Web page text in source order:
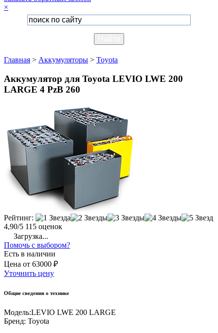
×
Главная > Аккумуляторы > Toyota
Аккумулятор для Toyota LEVIO LWE 200
LARGE 4 PzB 260
Рейтинг:
4,90/5 115 оценок
Загрузка...
Помочь с выбором?
Есть в наличии
Цена от 63000 ₽
Уточнить цену
Общие сведения о технике
Модель:LEVIO LWE 200 LARGE
Бренд: Toyota